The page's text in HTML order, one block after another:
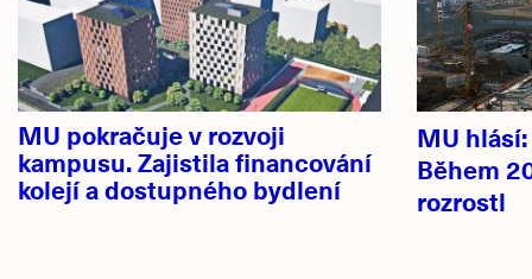
MU pokračuje v rozvoji
kampusu. Zajistila financování
kolejí a dostupného bydlení
MU
Během
rozrostl